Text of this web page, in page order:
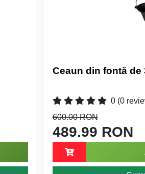
Ceaun din fontă de
0 (0
600.00 RON
489.99 RON